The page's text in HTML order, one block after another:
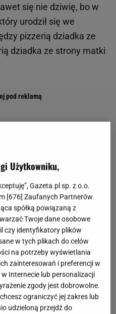
się nie dziwię, bo w
urodził się we
pizzerią dziadka ze
dziadka ze strony matki
Użytkowniku,
Gazeta.pl sp. z o.o.
[676] Zaufanych Partnerów
spółką powiązaną z
Twoje dane osobowe
czy identyfikatory plików
w tych plikach do celów
na potrzeby wyświetlania
zainteresowań i preferencji w
Internecie lub personalizacji
zgody jest dobrowolne.
ograniczyć jej zakres lub
udzieloną przejdź do